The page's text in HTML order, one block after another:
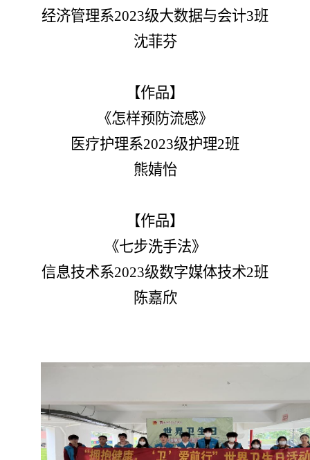
经济管理系2023级大数据与会计3班
沈菲芬
【作品】
《怎样预防流感》
医疗护理系2023级护理2班
熊婧怡
【作品】
《七步洗手法》
信息技术系2023级数字媒体技术2班
陈嘉欣